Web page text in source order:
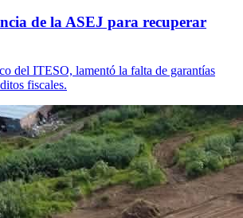
de la ASEJ para recuperar
del ITESO, lamentó la falta de garantías
fiscales.